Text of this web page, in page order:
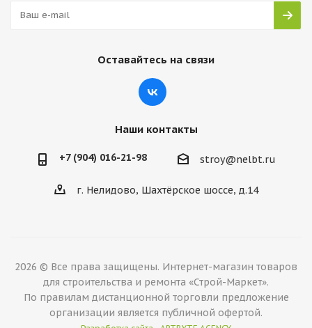
Оставайтесь на связи
Наши контакты
+7 (904) 016-21-98 stroy@nelbt.ru
г. Нелидово, Шахтёрское шоссе, д.14
2026 © Все права защищены. Интернет-магазин товаров
для строительства и ремонта «Строй-Маркет».
По правилам дистанционной торговли предложение
организации является публичной офертой.